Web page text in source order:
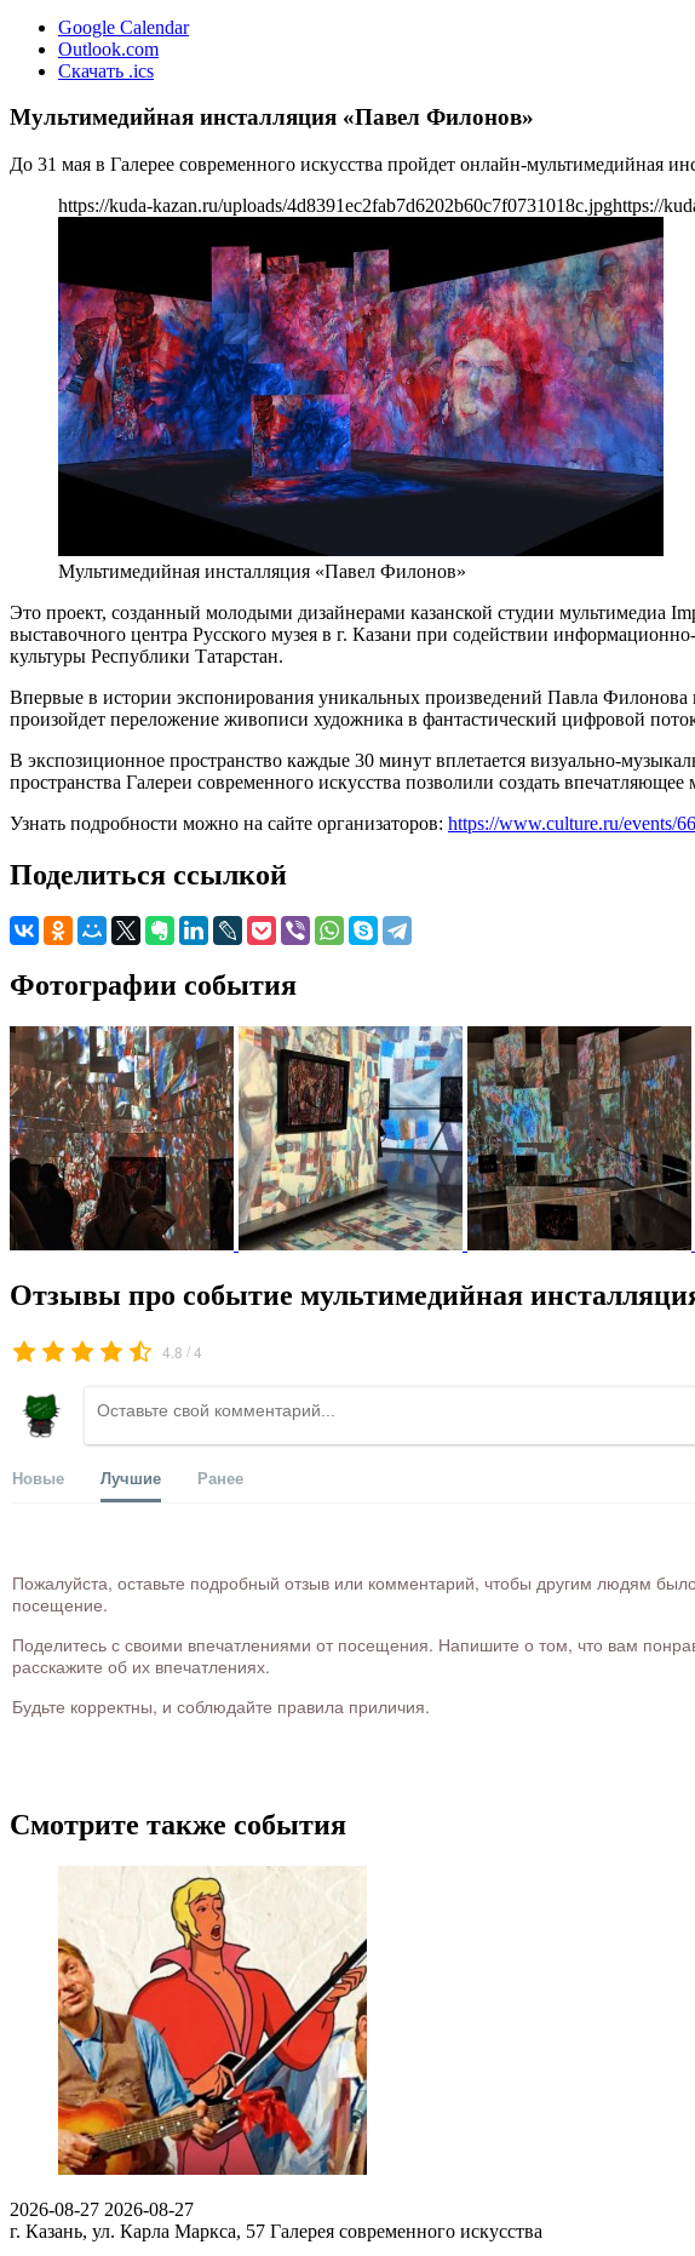
Google Calendar
Outlook.com
Скачать .ics
Мультимедийная инсталляция «Павел Филонов»
До 31 мая в Галерее современного искусства пройдет онлайн-мультимедийная
https://kuda-kazan.ru/uploads/4d8391ec2fab7d6202b60c7f0731018c.jpghttps://
Мультимедийная инсталляция «Павел Филонов»
Это проект, созданный молодыми дизайнерами казанской студии мультимедиа
выставочного центра Русского музея в г. Казани при содействии
культуры Республики Татарстан.
Впервые в истории экспонирования уникальных произведений Павла Филонова
произойдет переложение живописи художника в фантастический цифровой
В экспозиционное пространство каждые 30 минут вплетается визуально-
пространства Галереи современного искусства позволили создать
Узнать подробности можно на сайте организаторов: https://www.culture.ru/events/
Поделиться ссылкой
Фотографии события
Отзывы про событие мультимедийная
4.8 /4
Новые Лучшие Ранее
Пожалуйста, оставьте подробный отзыв или комментарий, чтобы другим людям
посещение.
Поделитесь с своими впечатлениями от посещения. Напишите о том, что вам
расскажите об их впечатлениях.
Будьте корректны, и соблюдайте правила приличия.
Смотрите также события
2026-08-27 2026-08-27
г. Казань, ул. Карла Маркса, 57 Галерея современного искусства